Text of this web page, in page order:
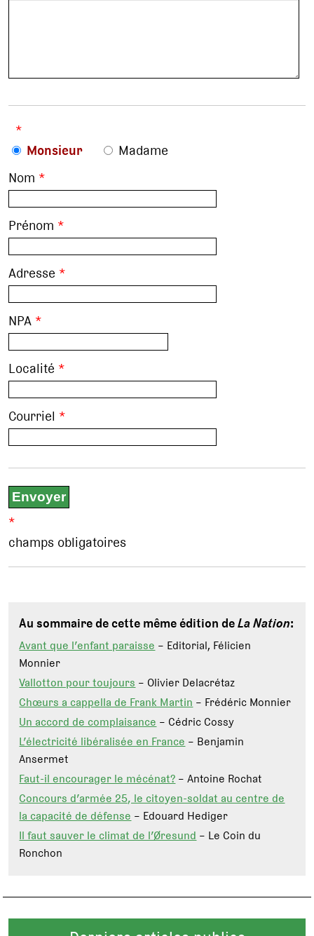
*
Monsieur
Madame
Nom *
Prénom *
Adresse *
NPA *
Localité *
Courriel *
*
champs obligatoires
Au sommaire de cette même édition deLa Nation:
Avant que l’enfant paraisse – Editorial, Félicien
Monnier
Vallotton pour toujours – Olivier Delacrétaz
Chœurs a cappella de Frank Martin – Frédéric Monnier
Un accord de complaisance – Cédric Cossy
L’électricité libéralisée en France – Benjamin
Ansermet
Faut-il encourager le mécénat? – Antoine Rochat
Concours d’armée 25, le citoyen-soldat au centre de
la capacité de défense – Edouard Hediger
Il faut sauver le climat de l’Øresund – Le Coin du
Ronchon